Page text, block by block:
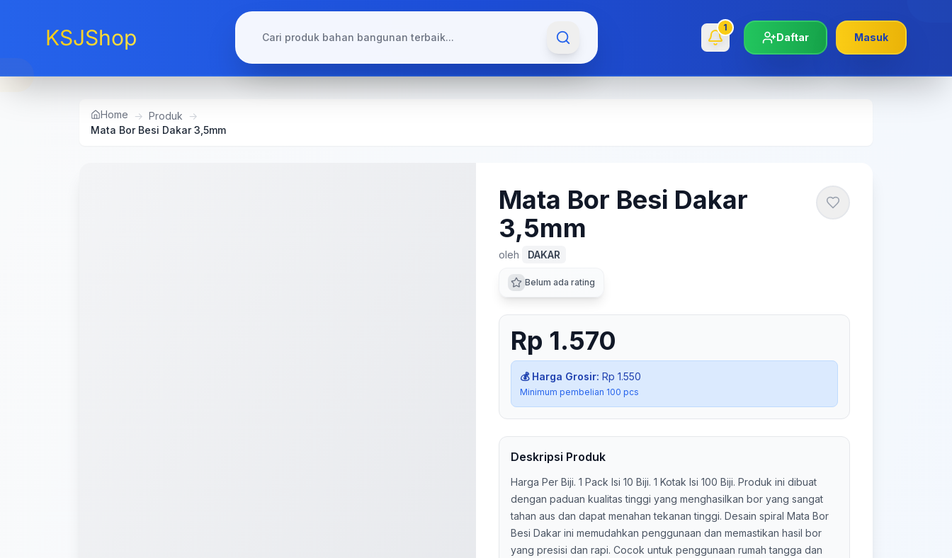
KSJShop
1
Daftar Masuk
Home → Produk
→
Mata Bor Besi Dakar 3,5mm
Mata Bor Besi Dakar
3,5mm
oleh DAKAR
Belum ada rating
Rp 1.570
💰 Harga Grosir: Rp 1.550
Minimum pembelian 100 pcs
Deskripsi Produk
Harga Per Biji. 1 Pack Isi 10 Biji. 1 Kotak Isi 100 Biji. Produk ini dibuat
dengan paduan kualitas tinggi yang menghasilkan bor yang sangat
tahan aus dan dapat menahan tekanan tinggi. Desain spiral Mata Bor
Besi Dakar ini memudahkan penggunaan dan memastikan hasil bor
yang presisi dan rapi. Cocok untuk penggunaan rumah tangga dan